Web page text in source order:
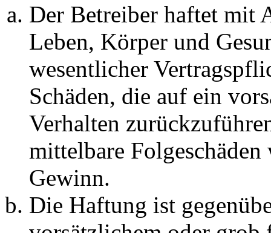
Der Betreiber haftet mit
Leben, Körper und
wesentlicher
Schäden, die auf ein
Verhalten
mittelbare Folgeschäden
Gewinn.
Die Haftung ist